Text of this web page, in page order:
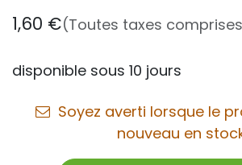
1,60 €(Toutes taxes
disponible sous 10 jours
Soyez averti lorsque le
nouveau en